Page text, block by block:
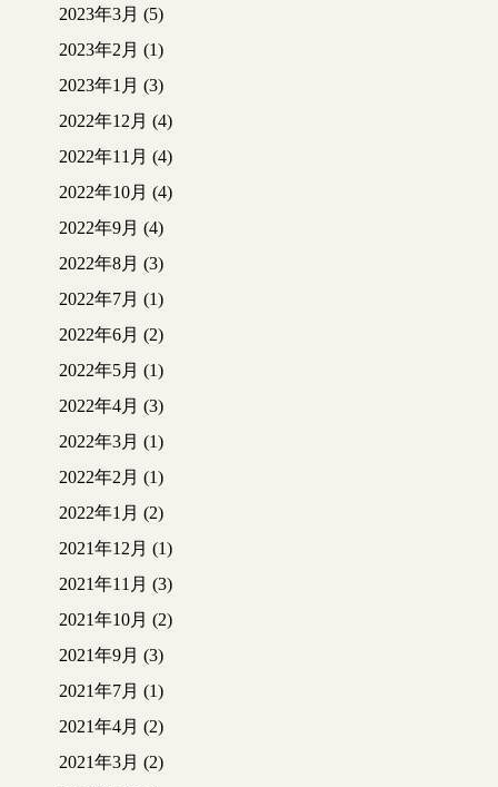
れました
この後クロスが貼られ
ていきます
階段はじゅらく壁の上
からベニヤが取り付け
られました
この後クロスを貼って
いきます
トイレ
ヤを取り付けました
話し合いながら連携を
取り施工しています
洋間の一面に新しいク
ロスが貼られました
濃紺のお洒落なクロ
ス。完成が楽しみです♪
休憩の一コマ
昨年から現場施工管理
見習いとして入社した
さん
作業の後の清掃が丁寧
褒められ照れている様
クロスも貼られ明るい
雰囲気になりました
2023年3月 (5)
2023年2月 (1)
2023年1月 (3)
2022年12月 (4)
2022年11月 (4)
2022年10月 (4)
2022年9月 (4)
2022年8月 (3)
2022年7月 (1)
2022年6月 (2)
2022年5月 (1)
2022年4月 (3)
2022年3月 (1)
2022年2月 (1)
2022年1月 (2)
2021年12月 (1)
2021年11月 (3)
2021年10月 (2)
2021年9月 (3)
2021年7月 (1)
2021年4月 (2)
2021年3月 (2)